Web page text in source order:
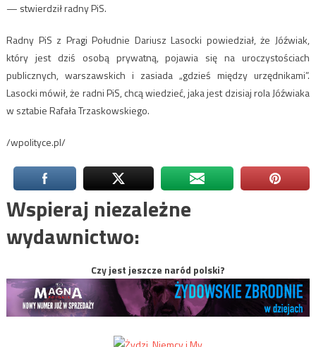
— stwierdził radny PiS.
Radny PiS z Pragi Południe Dariusz Lasocki powiedział, że Jóźwiak,
który jest dziś osobą prywatną, pojawia się na uroczystościach
publicznych, warszawskich i zasiada „gdzieś między urzędnikami”.
Lasocki mówił, że radni PiS, chcą wiedzieć, jaka jest dzisiaj rola Jóźwiaka
w sztabie Rafała Trzaskowskiego.
/wpolityce.pl/
Wspieraj niezależne
wydawnictwo:
Czy jest jeszcze naród polski?